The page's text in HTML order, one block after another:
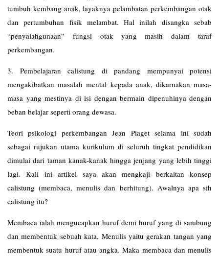
tumbuh kembang anak, layaknya pelambatan perkembangan otak
dan pertumbuhan fisik melambat. Hal inilah disangka sebab
“penyalahgunaan” fungsi otak yang masih dalam taraf
perkembangan.
3. Pembelajaran calistung di pandang mempunyai potensi
mengakibatkan masalah mental kepada anak, dikarnakan masa-
masa yang mestinya di isi dengan bermain dipenuhinya dengan
beban belajar seperti orang dewasa.
Teori psikologi perkembangan Jean Piaget selama ini sudah
sebagai rujukan utama kurikulum di seluruh tingkat pendidikan
dimulai dari taman kanak-kanak hingga jenjang yang lebih tinggi
lagi. Kali ini artikel saya akan mengkaji berkaitan konsep
calistung (membaca, menulis dan berhitung). Awalnya apa sih
calistung itu?
Membaca ialah mengucapkan huruf demi huruf yang di sambung
dan membentuk sebuah kata. Menulis yaitu gerakan tangan yang
membentuk suatu huruf atau angka. Maka membaca dan menulis